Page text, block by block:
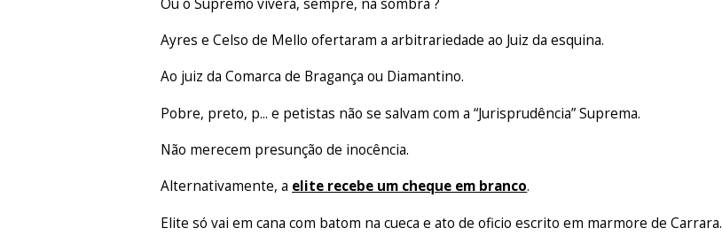
Ayres e Celso de Mello ofertaram a arbitrariedade ao Juiz da esquina.
Ao juiz da Comarca de Bragança ou Diamantino.
Pobre, preto, p... e petistas não se salvam com a “Jurisprudência” Suprema.
Não merecem presunção de inocência.
Alternativamente, a elite recebe um cheque em branco.
Elite só vai em cana com batom na cueca e ato de oficio escrito em marmore de Carrara.